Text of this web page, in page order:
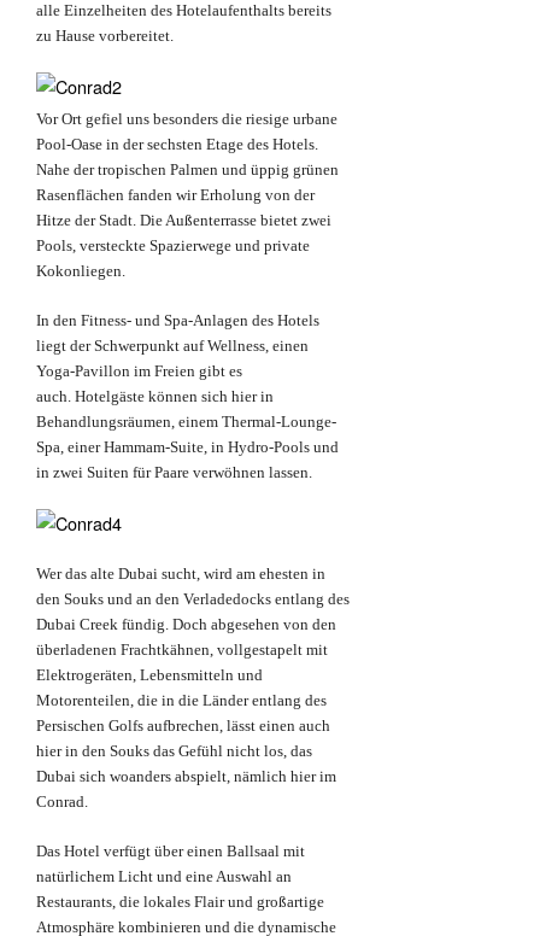
alle Einzelheiten des Hotelaufenthalts bereits
zu Hause vorbereitet.
Vor Ort gefiel uns besonders die riesige urbane
Pool-Oase in der sechsten Etage des Hotels.
Nahe der tropischen Palmen und üppig grünen
Rasenflächen fanden wir Erholung von der
Hitze der Stadt. Die Außenterrasse bietet zwei
Pools, versteckte Spazierwege und private
Kokonliegen.
In den Fitness- und Spa-Anlagen des Hotels
liegt der Schwerpunkt auf Wellness, einen
Yoga-Pavillon im Freien gibt es
auch. Hotelgäste können sich hier in
Behandlungsräumen, einem Thermal-Lounge-
Spa, einer Hammam-Suite, in Hydro-Pools und
in zwei Suiten für Paare verwöhnen lassen.
Wer das alte Dubai sucht, wird am ehesten in
den Souks und an den Verladedocks entlang des
Dubai Creek fündig. Doch abgesehen von den
überladenen Frachtkähnen, vollgestapelt mit
Elektrogeräten, Lebensmitteln und
Motorenteilen, die in die Länder entlang des
Persischen Golfs aufbrechen, lässt einen auch
hier in den Souks das Gefühl nicht los, das
Dubai sich woanders abspielt, nämlich hier im
Conrad.
Das Hotel verfügt über einen Ballsaal mit
natürlichem Licht und eine Auswahl an
Restaurants, die lokales Flair und großartige
Atmosphäre kombinieren und die dynamische